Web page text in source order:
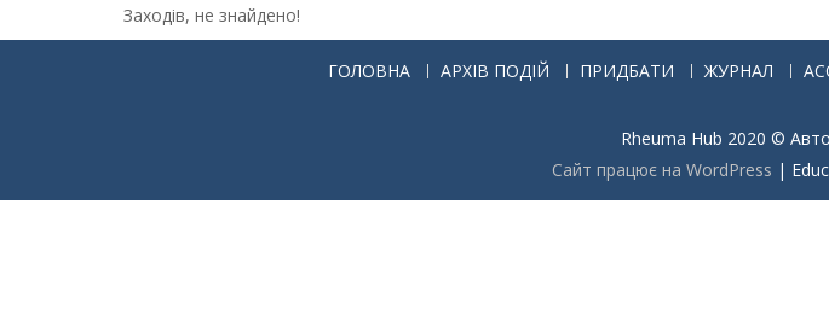
Заходів, не знайдено!
ГОЛОВНА АРХІВ ПОДІЙ ПРИДБАТИ ЖУРНАЛ
Rheuma Hub 2020 ©
Сайт працює на WordPress |